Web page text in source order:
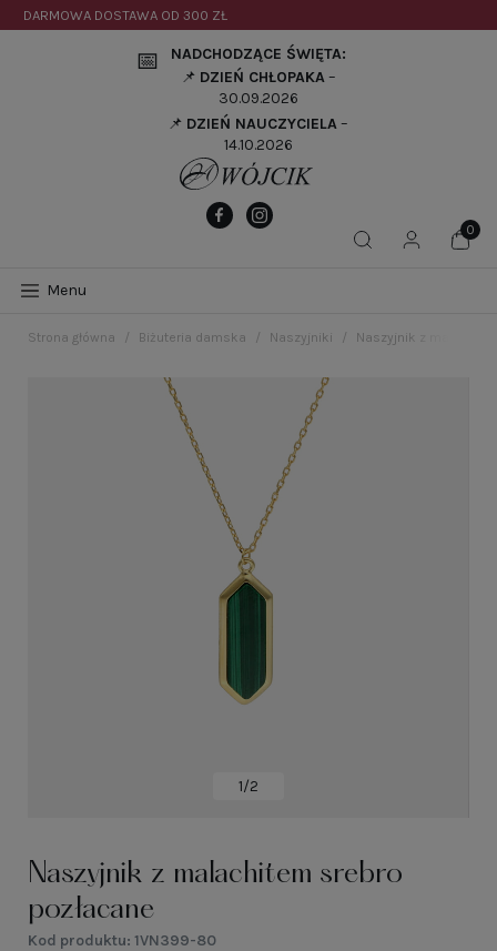
DARMOWA DOSTAWA OD 300 ZŁ
📅
NADCHODZĄCE ŚWIĘTA:
📌 DZIEŃ CHŁOPAKA–
30.09.2026
📌 DZIEŃ NAUCZYCIELA–
14.10.2026
Menu
Strona główna Biżuteria damska Naszyjniki Naszyjnik z
1/2
Naszyjnik z malachitem srebro
pozłacane
Kod produktu: 1VN399-80